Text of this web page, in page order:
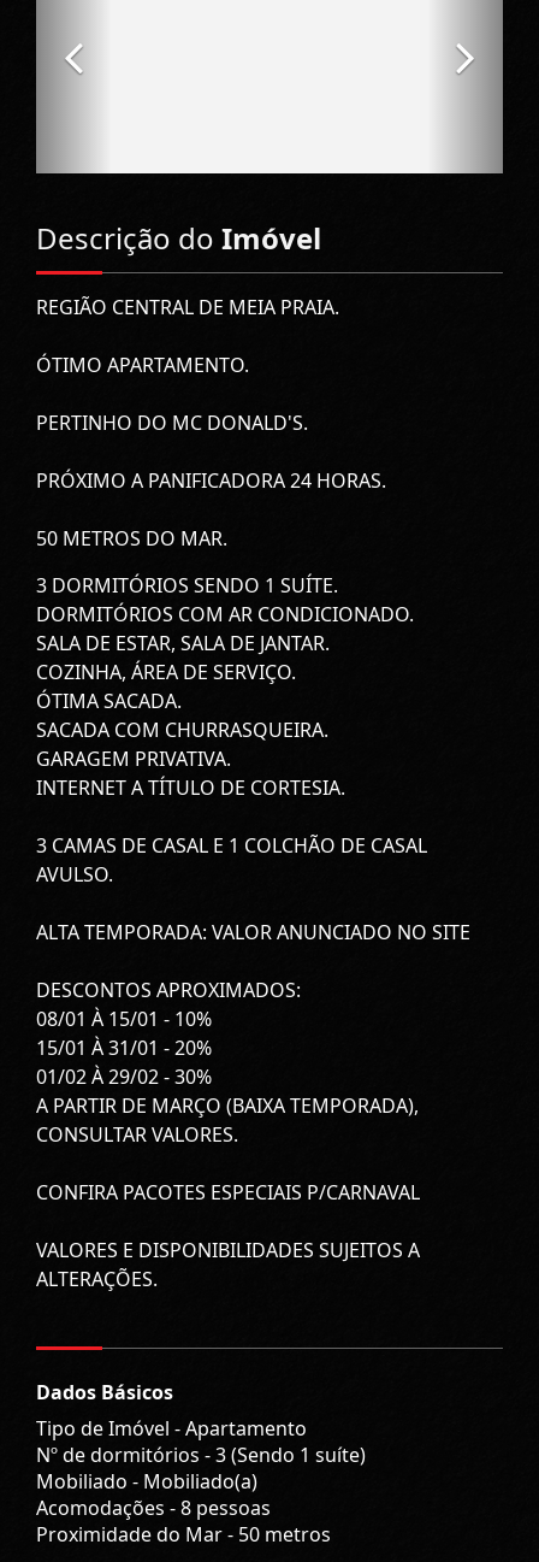
Descrição do Imóvel
REGIÃO CENTRAL DE MEIA PRAIA.
ÓTIMO APARTAMENTO.
PERTINHO DO MC DONALD'S.
PRÓXIMO A PANIFICADORA 24 HORAS.
50 METROS DO MAR.
3 DORMITÓRIOS SENDO 1 SUÍTE.
DORMITÓRIOS COM AR CONDICIONADO.
SALA DE ESTAR, SALA DE JANTAR.
COZINHA, ÁREA DE SERVIÇO.
ÓTIMA SACADA.
SACADA COM CHURRASQUEIRA.
GARAGEM PRIVATIVA.
INTERNET A TÍTULO DE CORTESIA.
3 CAMAS DE CASAL E 1 COLCHÃO DE CASAL
AVULSO.
ALTA TEMPORADA: VALOR ANUNCIADO NO SITE
DESCONTOS APROXIMADOS:
08/01 À 15/01 - 10%
15/01 À 31/01 - 20%
01/02 À 29/02 - 30%
A PARTIR DE MARÇO (BAIXA TEMPORADA),
CONSULTAR VALORES.
CONFIRA PACOTES ESPECIAIS P/CARNAVAL
VALORES E DISPONIBILIDADES SUJEITOS A
ALTERAÇÕES.
Dados Básicos
Tipo de Imóvel - Apartamento
Nº de dormitórios - 3 (Sendo 1 suíte)
Mobiliado - Mobiliado(a)
Acomodações - 8 pessoas
Proximidade do Mar - 50 metros